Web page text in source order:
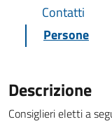
Contatti
Persone
Descrizione
Consiglieri eletti a